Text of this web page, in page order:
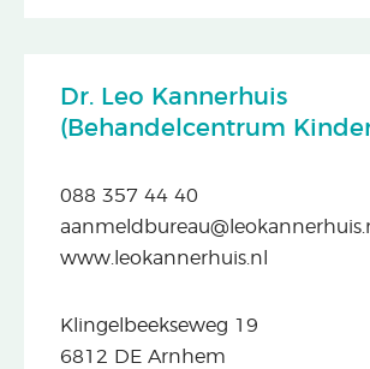
Dr. Leo Kannerhuis
(Behandelcentrum
088 357 44 40
www.leokannerhuis.nl
Klingelbeekseweg 19
6812 DE Arnhem